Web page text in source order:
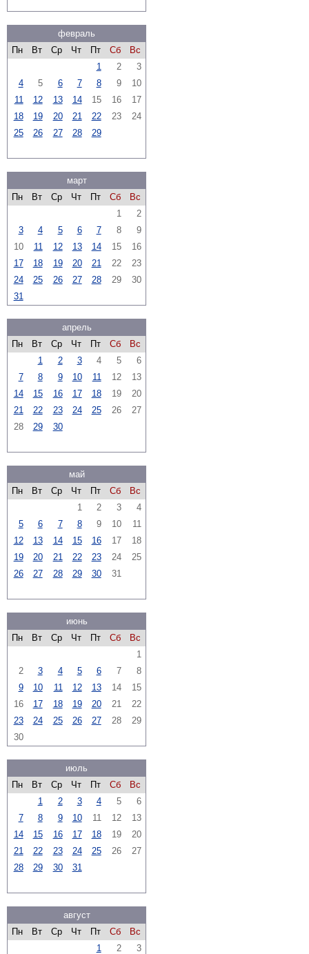
февраль
Пн
Вт Ср Чт Пт Сб
Вс
1
2
3
4
5 6 7 8 9
10
11
12 13 14 15 16
17
18
19 20 21 22 23
24
25
26 27 28 29
март
Пн
Вт Ср Чт Пт Сб
Вс
1
2
3
4 5 6 7 8
9
10
11 12 13 14 15
16
17
18 19 20 21 22
23
24
25 26 27 28 29
30
31
апрель
Пн
Вт Ср Чт Пт Сб
Вс
1
2 3 4 5
6
7
8 9 10 11 12
13
14
15 16 17 18 19
20
21
22 23 24 25 26
27
28
29 30
май
Пн
Вт Ср Чт Пт Сб
Вс
1
2 3
4
5
6 7 8 9 10
11
12
13 14 15 16 17
18
19
20 21 22 23 24
25
26
27 28 29 30 31
июнь
Пн
Вт Ср Чт Пт Сб
Вс
1
2
3 4 5 6 7
8
9
10 11 12 13 14
15
16
17 18 19 20 21
22
23
24 25 26 27 28
29
30
июль
Пн
Вт Ср Чт Пт Сб
Вс
1
2 3 4 5
6
7
8 9 10 11 12
13
14
15 16 17 18 19
20
21
22 23 24 25 26
27
28
29 30 31
август
Пн
Вт Ср Чт Пт Сб
Вс
1
2 3